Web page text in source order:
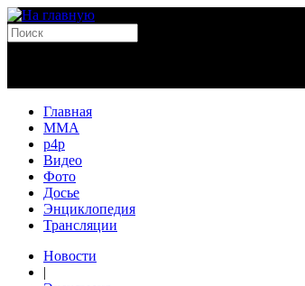
Главная
MMA
p4p
Видео
Фото
Досье
Энциклопедия
Трансляции
Новости
|